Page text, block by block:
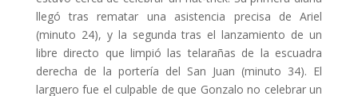
llegó tras rematar una asistencia precisa de Ariel
(minuto 24), y la segunda tras el lanzamiento de un
libre directo que limpió las telarañas de la escuadra
derecha de la portería del San Juan (minuto 34). El
larguero fue el culpable de que Gonzalo no celebrar un